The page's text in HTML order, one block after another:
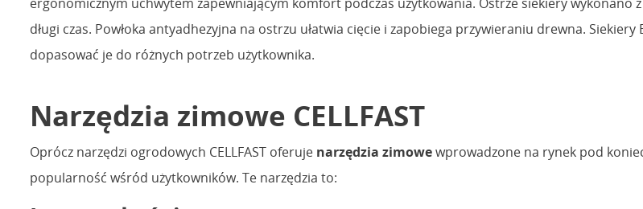
długi czas. Powłoka antyadhezyjna na ostrzu ułatwia cięcie i zapobiega przywieraniu drewna.
dopasować je do różnych potrzeb użytkownika.
Narzędzia zimowe CELLFAST
Oprócz narzędzi ogrodowych CELLFAST oferuje narzędzia zimowewprowadzone na rynek pod
popularność wśród użytkowników. Te narzędzia to: